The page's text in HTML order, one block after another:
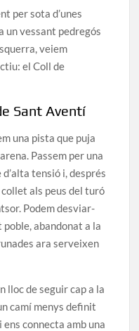
per sota d’unes
un vessant pedregós
veiem
el Coll de
Sant Aventí
una pista que puja
Passem per una
tensió i, després
collet als peus del turó
Podem desviar-
abandonat a la
ara serveixen
lloc de seguir cap a la
camí menys definit
connecta amb una